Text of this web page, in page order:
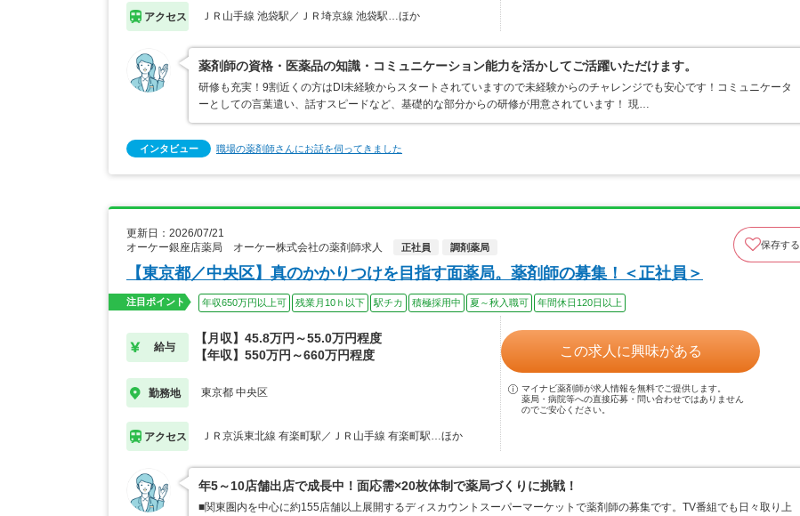
アクセス ＪＲ山手線 池袋駅／ＪＲ埼京線 池袋駅…ほか
薬剤師の資格・医薬品の知識・コミュニケーション能力を活かしてご活躍いただけます。
研修も充実！9割近くの方はDI未経験からスタートされていますので未経験からのチャレンジでも安心です！コミュニケータ
ーとしての言葉遣い、話すスピードなど、基礎的な部分からの研修が用意されています！ 現…
インタビュー 職場の薬剤師さんにお話を伺ってきました
更新日：2026/07/21
オーケー銀座店薬局 オーケー株式会社の薬剤師求人
正社員 調剤薬局 保存する
【東京都／中央区】真のかかりつけを目指す面薬局。薬剤師の募集！＜正社員＞
注目ポイント 年収650万円以上可 残業月10ｈ以下 駅チカ 積極採用中 夏～秋入職可 年間休日120日以上
給与
【月収】45.8万円～55.0万円程度
【年収】550万円～660万円程度
勤務地 東京都 中央区
アクセス ＪＲ京浜東北線 有楽町駅／ＪＲ山手線 有楽町駅…ほか
この求人に興味がある
マイナビ薬剤師が求人情報を無料でご提供します。
薬局・病院等への直接応募・問い合わせではありません
のでご安心ください。
年5～10店舗出店で成長中！面応需×20枚体制で薬局づくりに挑戦！
■関東圏内を中心に約155店舗以上展開するディスカウントスーパーマーケットで薬剤師の募集です。TV番組でも日々取り上